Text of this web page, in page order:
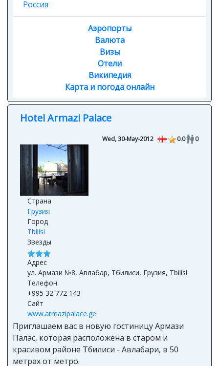
Аэропорты
Валюта
Визы
Отели
Википедия
Карта и погода онлайн
Hotel Armazi Palace
Страна
Грузия
Город
Tbilisi
Звезды
Адрес
ул. Армази №8, Авлабар, Тбилиси, Грузия, Tbilisi
Телефон
+995 32 772 143
Сайт
www.armazipalace.ge
Приглашаем вас в новую гостиницу Армази
Палас, которая расположена в старом и
красивом районе Тбилиси - Авлабари, в 50
метрах от метро.
С балконов гостиницы открываются прекрасные